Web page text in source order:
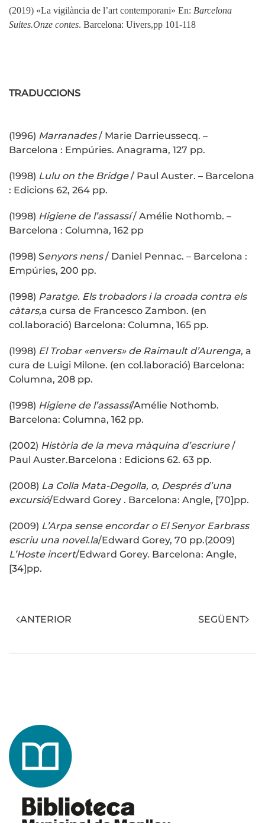
(2019) «La vigilància de l’art contemporani» En: Barcelona
Suites.Onze contes. Barcelona: Uivers,pp 101-118
TRADUCCIONS
(1996) Marranades/ Marie Darrieussecq. –
Barcelona : Empúries. Anagrama, 127 pp.
(1998) Lulu on the Bridge/ Paul Auster. – Barcelona
: Edicions 62, 264 pp.
(1998) Higiene de l’assassí/ Amélie Nothomb. –
Barcelona : Columna, 162 pp
(1998) Senyors nens/ Daniel Pennac. – Barcelona :
Empúries, 200 pp.
(1998) Paratge. Els trobadors i la croada contra els
càtars,a cursa de Francesco Zambon. (en
col.laboració) Barcelona: Columna, 165 pp.
(1998) El Trobar «envers» de Raimault d’Aurenga, a
cura de Luigi Milone. (en col.laboració) Barcelona:
Columna, 208 pp.
(1998) Higiene de l’assassí/Amélie Nothomb.
Barcelona: Columna, 162 pp.
(2002) Història de la meva màquina d’escriure/
Paul Auster.Barcelona : Edicions 62. 63 pp.
(2008) La Colla Mata-Degolla, o, Després d’una
excursió/Edward Gorey . Barcelona: Angle, [70]pp.
(2009) L’Arpa sense encordar o El Senyor Earbrass
escriu una novel.la/Edward Gorey, 70 pp.(2009)
L’Hoste incert/Edward Gorey. Barcelona: Angle,
[34]pp.
ANTERIOR SEGÜENT